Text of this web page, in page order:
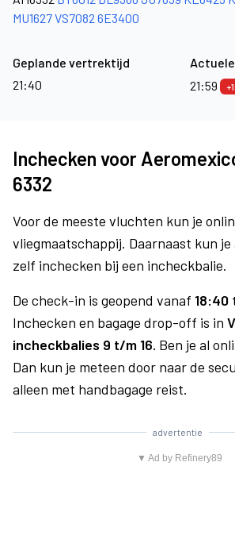
MU1627VS7082 6E3400
Geplande vertrektijd
21:40
21:59
Inchecken voor
6332
Voor de meeste vluchten kun je
vliegmaatschappij. Daarnaast kun
zelf inchecken bij een incheckbalie.
De check-in is geopend vanaf 18:40
Inchecken en bagage drop-off is in
incheckbalies 9 t/m 16. Ben je al
Dan kun je meteen door naar de
alleen met handbagage reist.
advertentie
▼ Ad by Refinery89